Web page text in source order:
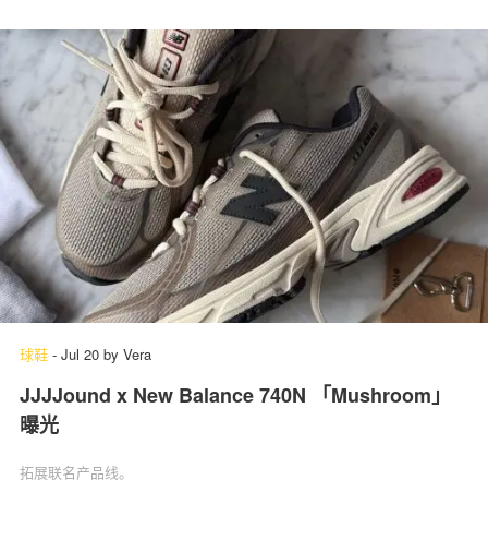
球鞋 - Jul 20 by Vera
JJJJound x New Balance 740N 「Mushroom」‌
曝光
拓展联名产品线。